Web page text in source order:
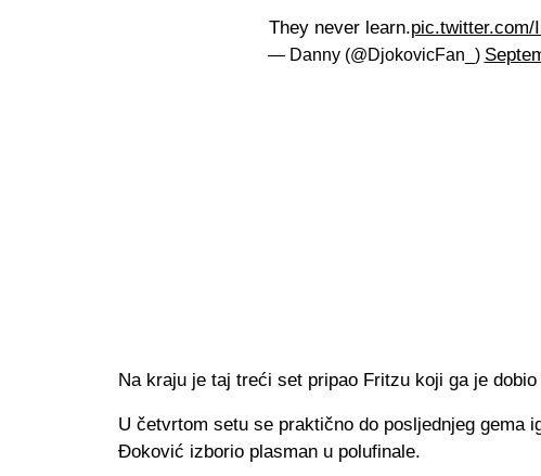
They never learn.pic.twitter.com/
— Danny (@DjokovicFan_)
Na kraju je taj treći set pripao Fritzu koji ga je dobio
U četvrtom setu se praktično do posljednjeg gema
Đoković izborio plasman u polufinale.